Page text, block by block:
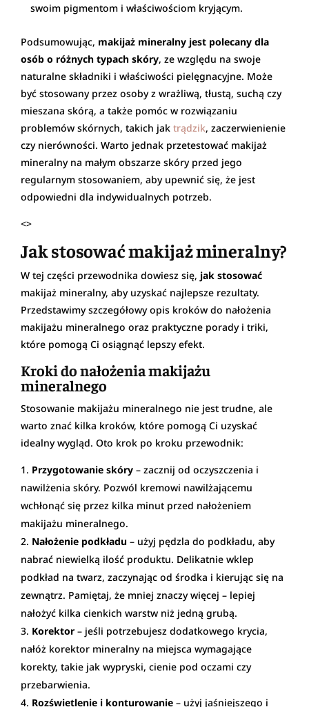
swoim pigmentom i właściwościom kryjącym.
Podsumowując, makijaż mineralny jest polecany dla
osób o różnych typach skóry, ze względu na swoje
naturalne składniki i właściwości pielęgnacyjne. Może
być stosowany przez osoby z wrażliwą, tłustą, suchą czy
mieszana skórą, a także pomóc w rozwiązaniu
problemów skórnych, takich jak trądzik, zaczerwienienie
czy nierówności. Warto jednak przetestować makijaż
mineralny na małym obszarze skóry przed jego
regularnym stosowaniem, aby upewnić się, że jest
odpowiedni dla indywidualnych potrzeb.
<>
Jak stosować makijaż mineralny?
W tej części przewodnika dowiesz się, jak stosować
makijaż mineralny, aby uzyskać najlepsze rezultaty.
Przedstawimy szczegółowy opis kroków do nałożenia
makijażu mineralnego oraz praktyczne porady i triki,
które pomogą Ci osiągnąć lepszy efekt.
Kroki do nałożenia makijażu
mineralnego
Stosowanie makijażu mineralnego nie jest trudne, ale
warto znać kilka kroków, które pomogą Ci uzyskać
idealny wygląd. Oto krok po kroku przewodnik:
Przygotowanie skóry – zacznij od oczyszczenia i
nawilżenia skóry. Pozwól kremowi nawilżającemu
wchłonąć się przez kilka minut przed nałożeniem
makijażu mineralnego.
Nałożenie podkładu – użyj pędzla do podkładu, aby
nabrać niewielką ilość produktu. Delikatnie wklep
podkład na twarz, zaczynając od środka i kierując się na
zewnątrz. Pamiętaj, że mniej znaczy więcej – lepiej
nałożyć kilka cienkich warstw niż jedną grubą.
Korektor – jeśli potrzebujesz dodatkowego krycia,
nałóż korektor mineralny na miejsca wymagające
korekty, takie jak wypryski, cienie pod oczami czy
przebarwienia.
Rozświetlenie i konturowanie – użyj jaśniejszego i